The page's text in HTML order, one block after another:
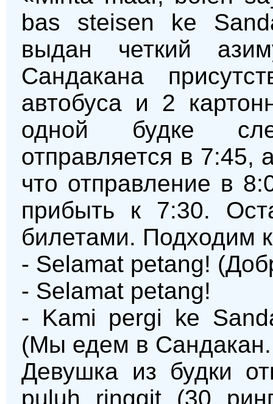
bas steisen ke
выдан четкий
Сандакана
автобуса и 2
одной будке
отправляется в 7:45,
что отправление в
прибыть к 7:30.
билетами. Подходим
- Selamat petang!
- Selamat petang!
- Kami pergi ke
(Мы едем в Сандакан.
Девушка из будки
puluh ringgit (30